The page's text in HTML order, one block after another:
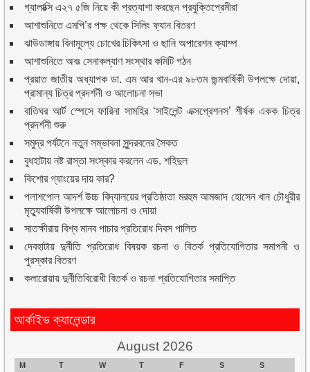
গ্যালাক্সি এ২৭ ৫জি নিয়ে কী প্রত্যাশা করছেন প্রযুক্তিপ্রেমীরা
আশাশুনিতে এমপি’র পক্ষ থেকে সিলিং ফ্যান বিতরণ
ঝাউডাঙ্গায় বিনামূল্যে চোখের চিকিৎসা ও ছানি অপারেশন ক্যাম্প
আশাশুনিতে অবঃ সেনাকল্যাণ সংস্থার কমিটি গঠন
প্রয়াত জাতীয় অধ্যাপক ডা. এম আর খান-এর ৯৮তম জন্মবার্ষিকী উপলক্ষে দোয়া,
প্রামান্য চিত্র প্রদর্শনী ও আলোচনা সভা
বাতিঘর আর্ট স্পেসে ফারিনা সামহির ‘সাইলেন্ট এক্সপ্রেশনস’ শীর্ষক একক চিত্র
প্রদর্শনী শুরু
সমুদ্র পর্যটনে নতুন সম্ভাবনা সুন্দরবনের সৈকত
বুধহাটায় নষ্ট রাস্তা সংস্কার করলেন এড. শহিদুল
কিশোর গ্যাংয়ের দায় কার?
পলাশপোল আদর্শ উচ্চ বিদ্যালয়ের প্রতিষ্ঠাতা মরহুম আমজাদ হোসেন খান চৌধুরীর
মৃত্যুবার্ষিকী উপলক্ষে আলোচনা ও দোয়া
সাতক্ষীরায় বিশ্ব মানব পাচার প্রতিরোধ দিবস পালিত
দেবহাটায় দুর্নীতি প্রতিরোধ বিষয়ক রচনা ও বিতর্ক প্রতিযোগিতার সমাপনী ও
পুরস্কার বিতরণ
কলারোয়ায় দুর্নীতিবিরোধী বিতর্ক ও রচনা প্রতিযোগিতার সমাপ্তি
আর্কাইভ ক্যালেন্ডার
August 2026
M T W T F S
S